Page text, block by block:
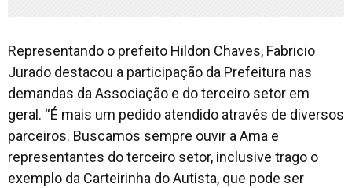
Representando o prefeito Hildon Chaves, Fabricio
Jurado destacou a participação da Prefeitura nas
demandas da Associação e do terceiro setor em
geral. “É mais um pedido atendido através de diversos
parceiros. Buscamos sempre ouvir a Ama e
representantes do terceiro setor, inclusive trago o
exemplo da Carteirinha do Autista, que pode ser